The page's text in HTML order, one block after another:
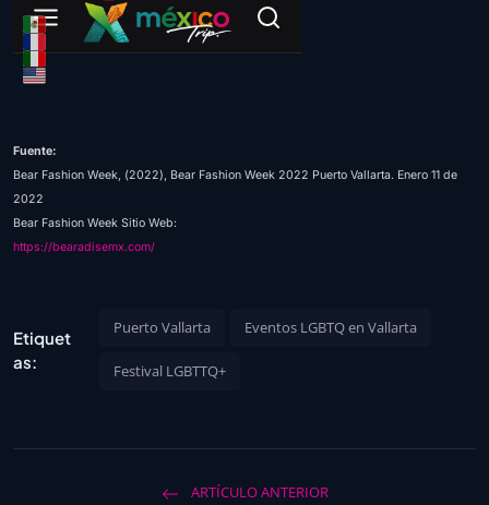
Fuente:
Bear Fashion Week, (2022), Bear Fashion Week 2022 Puerto Vallarta. Enero 11 de
2022
Bear Fashion Week Sitio Web:
https://bearadisemx.com/
Etiquet
as:
Puerto Vallarta Eventos LGBTQ en Vallarta
Festival LGBTTQ+
ARTÍCULO ANTERIOR